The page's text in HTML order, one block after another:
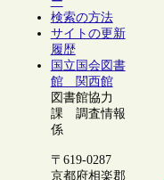
検索の方法
サイトの更新
履歴
国立国会図書
館 関西館
図書館協力
課 調査情報
係
〒619-0287
京都府相楽郡